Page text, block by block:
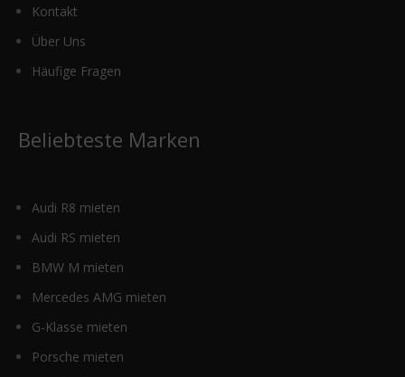
Kontakt
Über Uns
Häufige Fragen
Beliebteste Marken
Audi R8 mieten
Audi RS mieten
BMW M mieten
Mercedes AMG mieten
G-Klasse mieten
Porsche mieten